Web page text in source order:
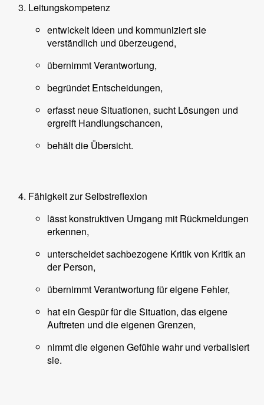
Leitungskompetenz
entwickelt Ideen und kommuniziert sie
verständlich und überzeugend,
übernimmt Verantwortung,
begründet Entscheidungen,
erfasst neue Situationen, sucht Lösungen und
ergreift Handlungschancen,
behält die Übersicht.
Fähigkeit zur Selbstreflexion
lässt konstruktiven Umgang mit Rückmeldungen
erkennen,
unterscheidet sachbezogene Kritik von Kritik an
der Person,
übernimmt Verantwortung für eigene Fehler,
hat ein Gespür für die Situation, das eigene
Auftreten und die eigenen Grenzen,
nimmt die eigenen Gefühle wahr und verbalisiert
sie.